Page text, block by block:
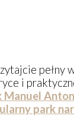
pełny
i
Manuel
park